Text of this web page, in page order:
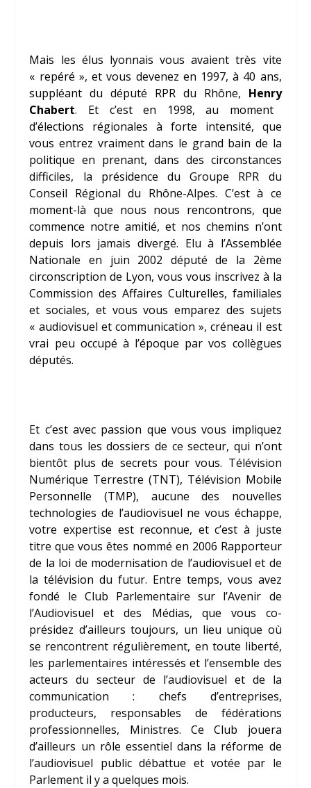
Mais les élus lyonnais vous avaient très vite
« repéré », et vous devenez en 1997, à 40 ans,
suppléant du député RPR du Rhône, Henry
Chabert. Et c’est en 1998, au moment
d’élections régionales à forte intensité, que
vous entrez vraiment dans le grand bain de la
politique en prenant, dans des circonstances
difficiles, la présidence du Groupe RPR du
Conseil Régional du Rhône-Alpes. C’est à ce
moment-là que nous nous rencontrons, que
commence notre amitié, et nos chemins n’ont
depuis lors jamais divergé. Elu à l’Assemblée
Nationale en juin 2002 député de la 2ème
circonscription de Lyon, vous vous inscrivez à la
Commission des Affaires Culturelles, familiales
et sociales, et vous vous emparez des sujets
« audiovisuel et communication », créneau il est
vrai peu occupé à l’époque par vos collègues
députés.
Et c’est avec passion que vous vous impliquez
dans tous les dossiers de ce secteur, qui n’ont
bientôt plus de secrets pour vous. Télévision
Numérique Terrestre (TNT), Télévision Mobile
Personnelle (TMP), aucune des nouvelles
technologies de l’audiovisuel ne vous échappe,
votre expertise est reconnue, et c’est à juste
titre que vous êtes nommé en 2006 Rapporteur
de la loi de modernisation de l’audiovisuel et de
la télévision du futur. Entre temps, vous avez
fondé le Club Parlementaire sur l’Avenir de
l’Audiovisuel et des Médias, que vous co-
présidez d’ailleurs toujours, un lieu unique où
se rencontrent régulièrement, en toute liberté,
les parlementaires intéressés et l’ensemble des
acteurs du secteur de l’audiovisuel et de la
communication : chefs d’entreprises,
producteurs, responsables de fédérations
professionnelles, Ministres. Ce Club jouera
d’ailleurs un rôle essentiel dans la réforme de
l’audiovisuel public débattue et votée par le
Parlement il y a quelques mois.